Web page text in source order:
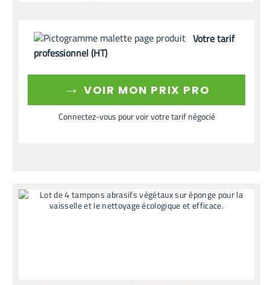
Votre tarif
professionnel (HT)
→ VOIR MON PRIX PRO
Connectez-vous pour voir votre tarif négocié